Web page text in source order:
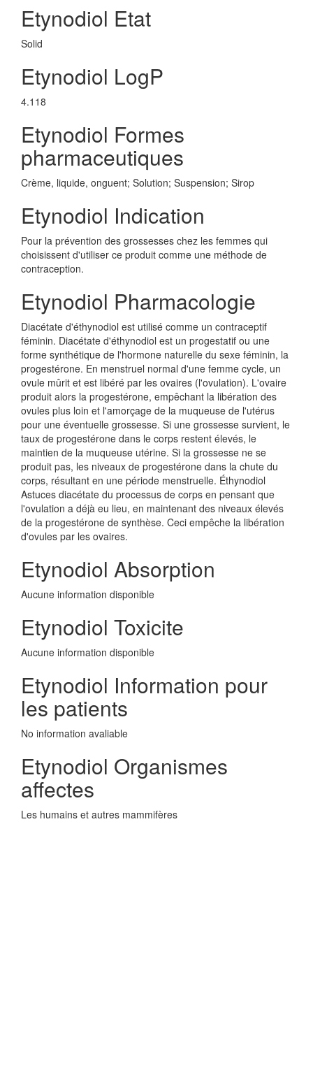
Etynodiol Etat
Solid
Etynodiol LogP
4.118
Etynodiol Formes
pharmaceutiques
Crème, liquide, onguent; Solution; Suspension; Sirop
Etynodiol Indication
Pour la prévention des grossesses chez les femmes qui
choisissent d'utiliser ce produit comme une méthode de
contraception.
Etynodiol Pharmacologie
Diacétate d'éthynodiol est utilisé comme un contraceptif
féminin. Diacétate d'éthynodiol est un progestatif ou une
forme synthétique de l'hormone naturelle du sexe féminin, la
progestérone. En menstruel normal d'une femme cycle, un
ovule mûrit et est libéré par les ovaires (l'ovulation). L'ovaire
produit alors la progestérone, empêchant la libération des
ovules plus loin et l'amorçage de la muqueuse de l'utérus
pour une éventuelle grossesse. Si une grossesse survient, le
taux de progestérone dans le corps restent élevés, le
maintien de la muqueuse utérine. Si la grossesse ne se
produit pas, les niveaux de progestérone dans la chute du
corps, résultant en une période menstruelle. Éthynodiol
Astuces diacétate du processus de corps en pensant que
l'ovulation a déjà eu lieu, en maintenant des niveaux élevés
de la progestérone de synthèse. Ceci empêche la libération
d'ovules par les ovaires.
Etynodiol Absorption
Aucune information disponible
Etynodiol Toxicite
Aucune information disponible
Etynodiol Information pour
les patients
No information avaliable
Etynodiol Organismes
affectes
Les humains et autres mammifères